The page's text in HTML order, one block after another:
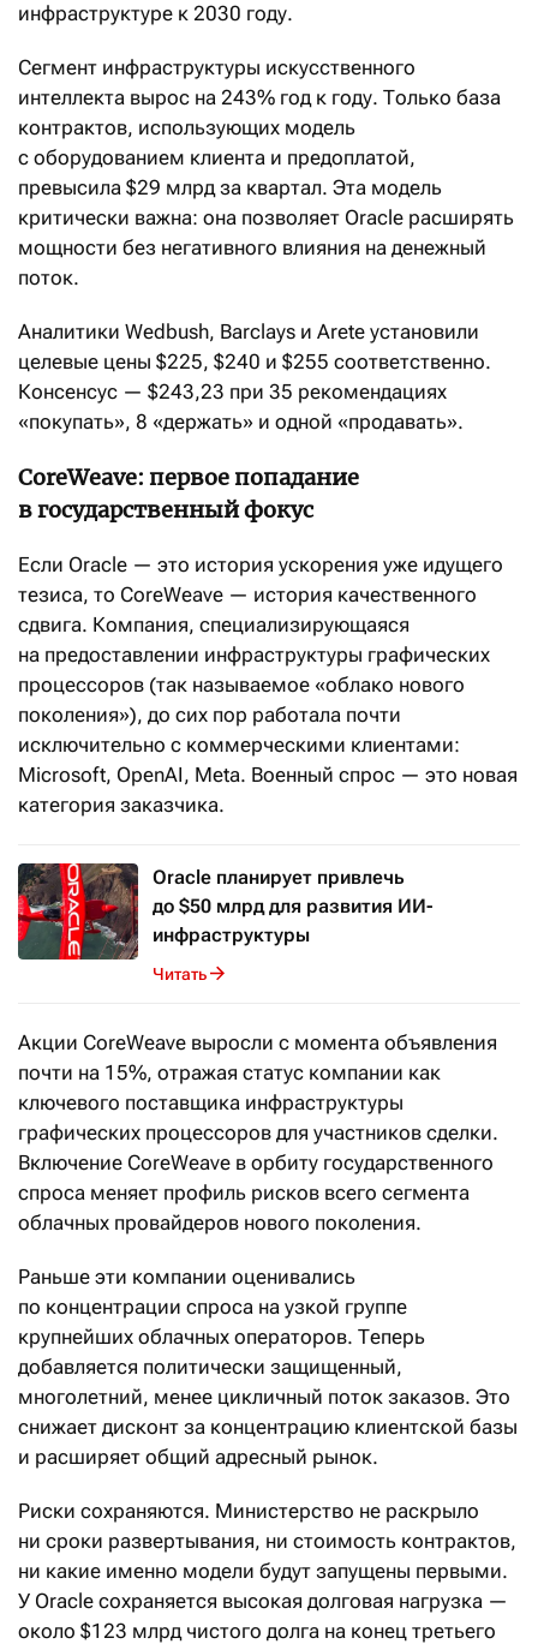
инфраструктуре к 2030 году.
Сегмент инфраструктуры искусственного
интеллекта вырос на 243% год к году. Только база
контрактов, использующих модель
с оборудованием клиента и предоплатой,
превысила $29 млрд за квартал. Эта модель
критически важна: она позволяет Oracle расширять
мощности без негативного влияния на денежный
поток.
Аналитики Wedbush, Barclays и Arete установили
целевые цены $225, $240 и $255 соответственно.
Консенсус — $243,23 при 35 рекомендациях
«покупать», 8 «держать» и одной «продавать».
CoreWeave: первое попадание
в государственный фокус
Если Oracle — это история ускорения уже идущего
тезиса, то CoreWeave — история качественного
сдвига. Компания, специализирующаяся
на предоставлении инфраструктуры графических
процессоров (так называемое «облако нового
поколения»), до сих пор работала почти
исключительно с коммерческими клиентами:
Microsoft, OpenAI, Meta. Военный спрос — это новая
категория заказчика.
Oracle планирует привлечь
до $50 млрд для развития ИИ-
инфраструктуры
Читать
Акции CoreWeave выросли с момента объявления
почти на 15%, отражая статус компании как
ключевого поставщика инфраструктуры
графических процессоров для участников сделки.
Включение CoreWeave в орбиту государственного
спроса меняет профиль рисков всего сегмента
облачных провайдеров нового поколения.
Раньше эти компании оценивались
по концентрации спроса на узкой группе
крупнейших облачных операторов. Теперь
добавляется политически защищенный,
многолетний, менее цикличный поток заказов. Это
снижает дисконт за концентрацию клиентской базы
и расширяет общий адресный рынок.
Риски сохраняются. Министерство не раскрыло
ни сроки развертывания, ни стоимость контрактов,
ни какие именно модели будут запущены первыми.
У Oracle сохраняется высокая долговая нагрузка —
около $123 млрд чистого долга на конец третьего